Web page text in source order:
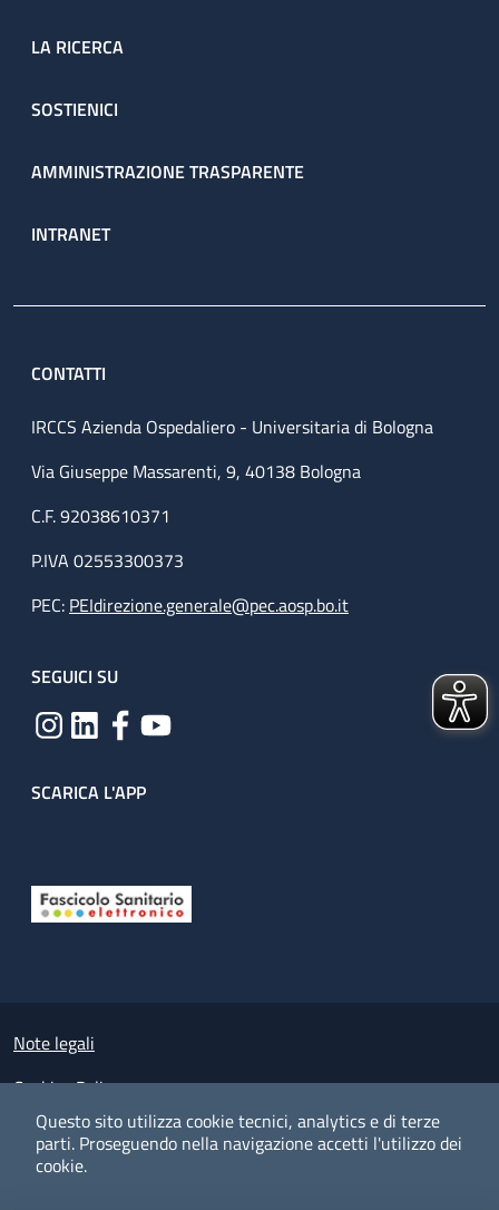
Questo sito utilizza cookie tecnici, analytics e di terze
parti. Proseguendo nella navigazione accetti l'utilizzo dei
cookie.
LA RICERCA
SOSTIENICI
AMMINISTRAZIONE TRASPARENTE
INTRANET
CONTATTI
IRCCS Azienda Ospedaliero - Universitaria di Bologna
Via Giuseppe Massarenti, 9, 40138 Bologna
C.F. 92038610371
P.IVA 02553300373
PEC: PEIdirezione.generale@pec.aosp.bo.it
SEGUICI SU
SCARICA L'APP
Small prints
Note legali
Cookies Policy
Policy privacy e protezione del dato personale
Albo pretorio on-line